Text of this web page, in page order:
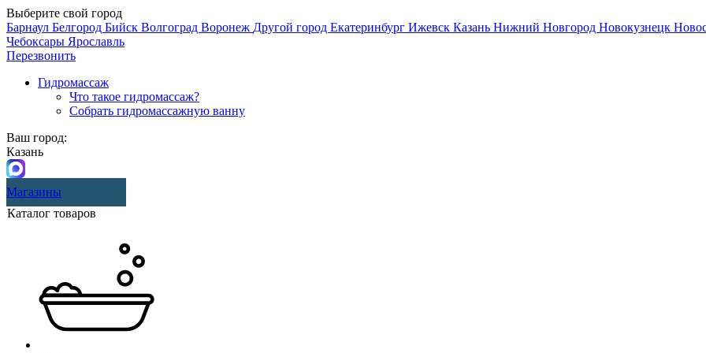
Выберите свой город
Барнаул Белгород Бийск Волгоград Воронеж Другой город Екатеринбург Ижевск Казань Нижний Новгород Новокузнецк
Чебоксары Ярославль
Перезвонить
Гидромассаж
Что такое гидромассаж?
Собрать гидромассажную ванну
Ваш город:
Казань
Магазины
Каталог товаров